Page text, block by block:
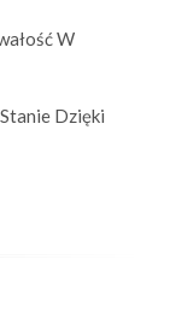
W
Dzięki